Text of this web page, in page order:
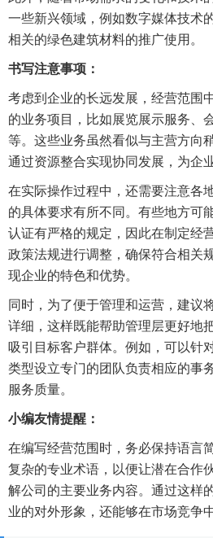
一些新兴领域，例如数字媒体技术
相关的绿色建筑材料的推广使用。
书写注意事项：
考虑到企业的长远发展，经营范围
的业务项目，比如展览展示服务、
等。这些业务虽然看似与主营方向
通过资源整合实现协同发展，为企
在实际操作过程中，还需要注意各
的具体要求有所不同。有些地方可
认证有严格的规定，因此在制定经
政策法规进行调整，确保符合相关
现企业的特色和优势。
同时，为了便于管理和运营，建议
详细，这样既能帮助管理层更好地
吸引目标客户群体。例如，可以针
类型设立专门的团队负责相应的事
服务质量。
小编友情提醒：
在编写经营范围时，务必保持语言
复杂的专业术语，以便让潜在合作
解公司的主要业务内容。通过这样
业的对外形象，还能够在市场竞争